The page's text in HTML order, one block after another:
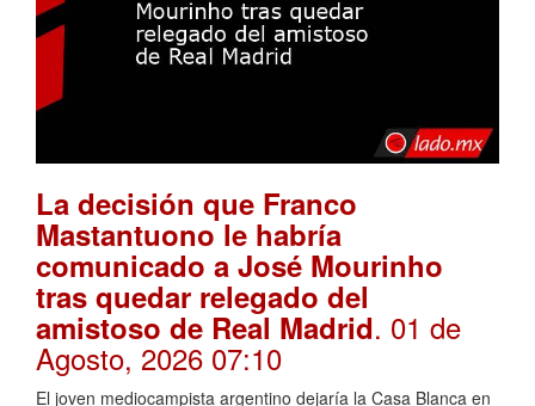
La decisión que Franco
Mastantuono le habría
comunicado a José Mourinho
tras quedar relegado del
amistoso de Real Madrid. 01 de
Agosto, 2026 07:10
El joven mediocampista argentino dejaría la Casa Blanca en